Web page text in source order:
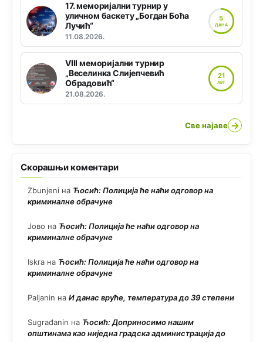
17. меморијални турнир у
уличном баскету „Богдан Боћа
Лучић“
11.08.2026.
5
ДАНА
VIII меморијални турнир
„Веселинка Слијепчевић
Обрадовић“
21.08.2026.
21
АВГ
Све најаве →
Скорашњи коментари
Zbunjeni на Ћосић: Полиција ће наћи одговор на
криминалне обрачуне
Јово на Ћосић: Полиција ће наћи одговор на
криминалне обрачуне
Iskra на Ћосић: Полиција ће наћи одговор на
криминалне обрачуне
Paljanin на И данас вруће, температура до 39 степени
Sugrađanin на Ћосић: Доприносимо нашим
општинама као ниједна градска администрација до